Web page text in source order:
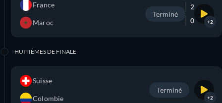
France
Maroc
Terminé
2
0
+2
HUITIÈMES DE FINALE
Suisse
Colombie
Terminé
+2